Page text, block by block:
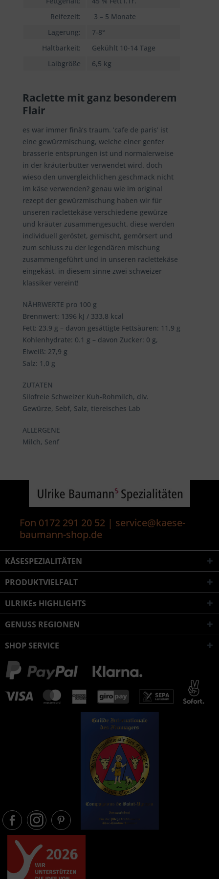
Reifezeit:
3 – 5 Monate
Lagerung:
7-8°
Haltbarkeit:
Gekühlt 10-14 Tage
Laibgröße
6,5 kg
Raclette mit ganz besonderem
Flair
es war immer finä‘s traum. ’cafe de paris’ ist
eine gewürzmischung, welche einer genfer
brasserie entsprungen ist und normalerweise
in der kräuterbutter verwendet wird. doch
wieso den unvergleichlichen geschmack nicht
im käse verwenden? genau wie im original
rezept der gewürzmischung haben wir für
unseren raclettekäse verschiedene gewürze
und kräuter zusammengesucht. diese werden
individuell geröstet, gemischt, gemörsert und
zum schluss zu der legendären mischung
zusammengeführt und in unseren raclettekäse
eingekäst, in diesem sinne zwei schweizer
klassiker vereint!
NÄHRWERTE pro 100 g
Brennwert: 1396 kJ / 333,8 kcal
Fett: 23,9 g – davon gesättigte Fettsäuren: 11,9 g
Kohlenhydrate: 0.1 g – davon Zucker: 0 g,
Eiweiß: 27,9 g
Salz: 1,0 g
ZUTATEN
Silofreie Schweizer Kuh-Rohmilch, div.
Gewürze, Sebf, Salz, tiereisches Lab
ALLERGENE
Milch, Senf
Fon 0172 291 20 52 | service@kaese-
baumann-shop.de
KÄSESPEZIALITÄTEN
PRODUKTVIELFALT
ULRIKEs HIGHLIGHTS
GENUSS REGIONEN
SHOP SERVICE